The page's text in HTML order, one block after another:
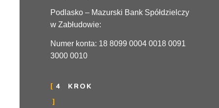
Podlasko – Mazurski Bank Spółdzielczy
w Zabłudowie:
Numer konta: 18 8099 0004 0018 0091
3000 0010
4 KROK